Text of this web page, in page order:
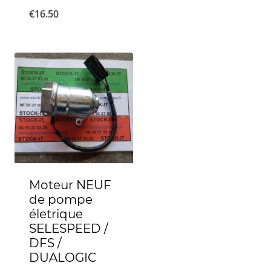
€16.50
Moteur NEUF
de pompe
életrique
SELESPEED /
DFS /
DUALOGIC